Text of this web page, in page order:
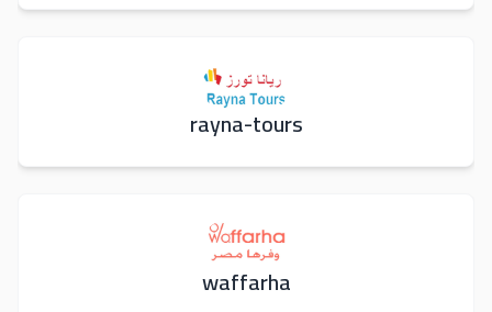
rayna-tours
waffarha